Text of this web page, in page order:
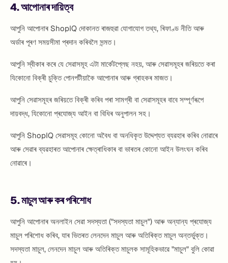
4. আপোনাৰ দায়িত্ব
আপুনি আপোনাৰ ShopIQ দোকানত ৰাজহুৱা যোগাযোগ তথ্য, ৰিফাণ্ড নীতি আৰু
অৰ্ডাৰ পূৰণ সময়সীমা প্ৰদান কৰিবলৈ সন্মত।
আপুনি স্বীকাৰ কৰে যে সেৱাসমূহ এটা মাৰ্কেটপ্লেছ নহয়, আৰু সেৱাসমূহৰ জৰিয়তে কৰা
যিকোনো বিক্ৰী চুক্তি পোনপটীয়াকৈ আপোনাৰ আৰু গ্ৰাহকৰ মাজত।
আপুনি সেৱাসমূহৰ জৰিয়তে বিক্ৰী কৰিব পৰা সামগ্ৰী বা সেৱাসমূহৰ বাবে সম্পূৰ্ণৰূপে
দায়বদ্ধ, যিকোনো প্ৰযোজ্য আইন বা বিধিৰ অনুপালন সহ।
আপুনি ShopIQ সেৱাসমূহ কোনো অবৈধ বা অনধিকৃত উদ্দেশ্যত ব্যৱহাৰ কৰিব নোৱাৰে
আৰু সেৱাৰ ব্যৱহাৰত আপোনাৰ ক্ষেত্ৰাধিকাৰ বা ভাৰতৰ কোনো আইন উলংঘন কৰিব
নোৱাৰে।
5. মাচুল আৰু কৰ পৰিশোধ
আপুনি আপোনাৰ অনলাইন সেৱা সদস্যতা ("সদস্যতা মাচুল") আৰু অন্যান্য প্ৰযোজ্য
মাচুল পৰিশোধ কৰিব, যাৰ ভিতৰত লেনদেন মাচুল আৰু অতিৰিক্ত মাচুল অন্তৰ্ভুক্ত।
সদস্যতা মাচুল, লেনদেন মাচুল আৰু অতিৰিক্ত মাচুলক সামূহিকভাৱে "মাচুল" বুলি কোৱা